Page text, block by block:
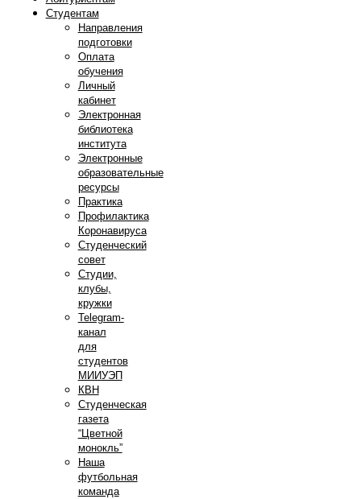
Студентам
Направления
подготовки
Оплата
обучения
Личный
кабинет
Электронная
библиотека
института
Электронные
образовательные
ресурсы
Практика
Профилактика
Коронавируса
Студенческий
совет
Студии,
клубы,
кружки
Telegram-
канал
для
студентов
МИИУЭП
КВН
Студенческая
газета
“Цветной
монокль”
Наша
футбольная
команда